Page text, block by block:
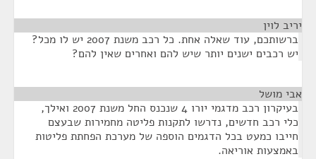
יריב לוין
ברשותכם, עוד שאלה אחת. כל רכב משנת 2007 יש לו מכל?
יש רכבים ישנים יותר שיש להם ואחרים שאין להם?
אבי מושל
בעיקרון רכב מדגמי יורו 4 שנכנס החל משנת 2007 ואילך,
כלי רכב חדשים, נדרשו לתקנות פליטה מחמירות שבעצם
חייבו כמעט בכל הדגמים הוספה של מערכת הפחתת פליטות
באמצעות אוריאה.